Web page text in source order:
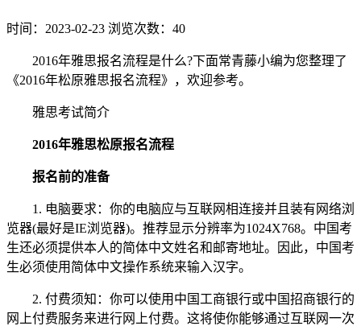
时间：2023-02-23 浏览次数：40
2016年雅思报名流程是什么?下面常青藤小编为您整理了
《2016年松原雅思报名流程》，欢迎参考。
雅思考试简介
2016年雅思松原报名流程
报名前的准备
1. 电脑要求：你的电脑应与互联网相连接并且装有网络浏
览器(最好是IE浏览器)。推荐显示分辨率为1024X768。中国考
生还必须提供本人的简体中文姓名和邮寄地址。因此，中国考
生必须使用简体中文操作系统来输入汉字。
2. 付费须知：你可以使用中国工商银行或中国招商银行的
网上付费服务来进行网上付费。这将使你能够通过互联网一次